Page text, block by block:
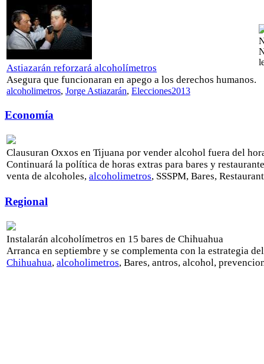
Astiazarán reforzará alcoholímetros
Asegura que funcionaran en apego a los derechos humanos.
alcoholimetros, Jorge Astiazarán, Elecciones2013
Economía
Clausuran Oxxos en Tijuana por vender alcohol fuera del
Continuará la política de horas extras para bares y
venta de alcoholes, alcoholimetros, SSSPM, Bares,
Regional
Instalarán alcoholímetros en 15 bares de Chihuahua
Arranca en septiembre y se complementa con la estrategia
Chihuahua, alcoholimetros, Bares, antros, alcohol,